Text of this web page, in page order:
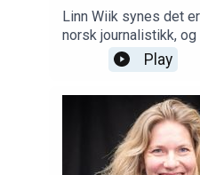
Linn Wiik synes det
norsk journalistikk,
glemmer å stille
på. Programleder:
Play